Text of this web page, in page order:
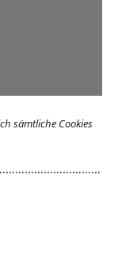
sämtliche Cookies